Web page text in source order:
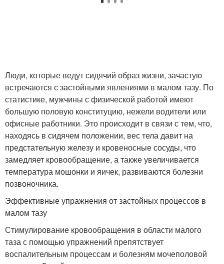
Люди, которые ведут сидячий образ жизни, зачастую
встречаются с застойными явлениями в малом тазу. По
статистике, мужчины с физической работой имеют
большую половую конституцию, нежели водители или
офисные работники. Это происходит в связи с тем, что,
находясь в сидячем положении, вес тела давит на
предстательную железу и кровеносные сосуды, что
замедляет кровообращение, а также увеличивается
температура мошонки и яичек, развиваются болезни
позвоночника.
Эффективные упражнения от застойных процессов в
малом тазу
Стимулирование кровообращения в области малого
таза с помощью упражнений препятствует
воспалительным процессам и болезням мочеполовой